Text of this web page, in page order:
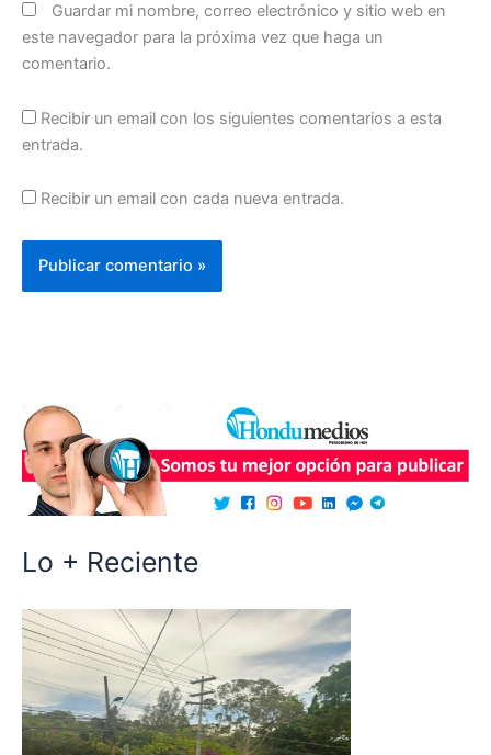
Guardar mi nombre, correo electrónico y sitio web en
este navegador para la próxima vez que haga un
comentario.
Recibir un email con los siguientes comentarios a esta
entrada.
Recibir un email con cada nueva entrada.
Lo + Reciente